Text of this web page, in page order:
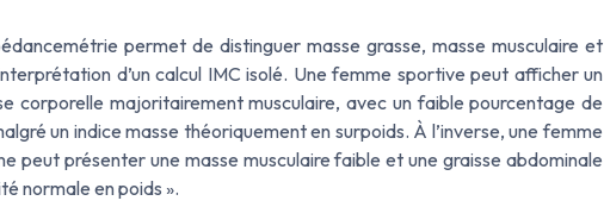
permet de distinguer masse grasse, masse musculaire et
d’un calcul IMC isolé. Une femme sportive peut afficher un
corporelle majoritairement musculaire, avec un faible pourcentage de
un indice masse théoriquement en surpoids. À l’inverse, une femme
peut présenter une masse musculaire faible et une graisse abdominale
normale en poids ».